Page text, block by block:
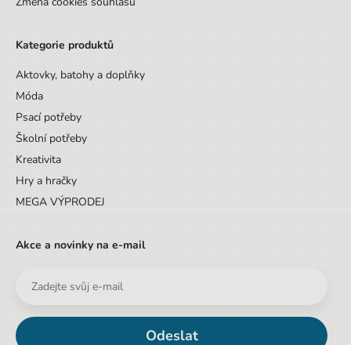
Kategorie produktů
Aktovky, batohy a doplňky
Móda
Psací potřeby
Školní potřeby
Kreativita
Hry a hračky
MEGA VÝPRODEJ
Akce a novinky na e-mail
Odeslat